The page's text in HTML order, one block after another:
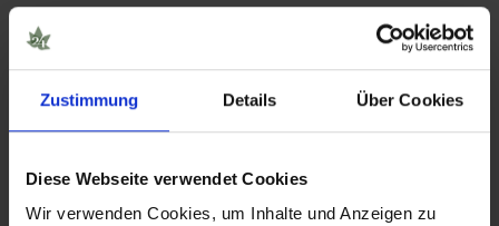
Zustimmung Details Über Cookies
Diese Webseite verwendet Cookies
Wir verwenden Cookies, um Inhalte und Anzeigen zu
HANAFSAN: Daten und Fakten
pharmazeutischer Hersteller
gute Öffentlichkeitsarbeit